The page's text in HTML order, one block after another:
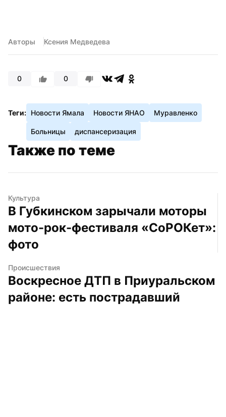
Авторы Ксения Медведева
0 0
Теги: Новости Ямала Новости ЯНАО Муравленко
Больницы диспансеризация
Также по теме
Культура
В Губкинском зарычали моторы
мото-рок-фестиваля «СоРОКет»:
фото
Происшествия
Воскресное ДТП в Приуральском
районе: есть пострадавший